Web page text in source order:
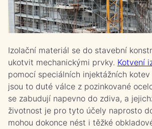
Izolační materiál se do stavební
ukotvit mechanickými prvky. Kotvení
pomocí speciálních injektážních kotev
jsou to duté válce z pozinkované
se zabudují napevno do zdiva, a
životnost je pro tyto účely naprosto
mohou dokonce nést i těžké